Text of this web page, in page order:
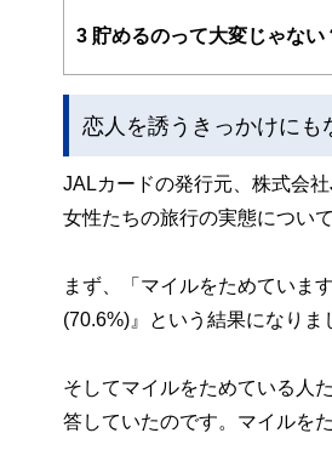
3 貯めるのって大変じゃない
恋人を誘うきっかけにも
JALカードの発行元、株式会
女性たちの旅行の実態につい
まず、「マイルをためていま
(70.6%)』という結果になりま
そしてマイルをためている人
答していたのです。マイルを